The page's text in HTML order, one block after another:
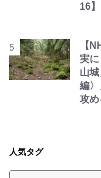
16】
【
実
山
編
攻め
人気タグ